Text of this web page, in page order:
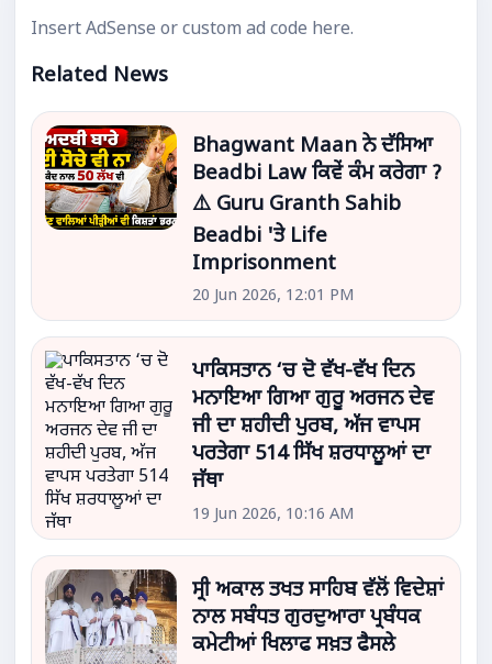
Insert AdSense or custom ad code here.
Related News
Bhagwant Maan ਨੇ ਦੱਸਿਆ
Beadbi Law ਕਿਵੇਂ ਕੰਮ ਕਰੇਗਾ ?
⚠️ Guru Granth Sahib
Beadbi 'ਤੇ Life
Imprisonment
20 Jun 2026, 12:01 PM
ਪਾਕਿਸਤਾਨ ‘ਚ ਦੋ ਵੱਖ-ਵੱਖ ਦਿਨ
ਮਨਾਇਆ ਗਿਆ ਗੁਰੂ ਅਰਜਨ ਦੇਵ
ਜੀ ਦਾ ਸ਼ਹੀਦੀ ਪੁਰਬ, ਅੱਜ ਵਾਪਸ
ਪਰਤੇਗਾ 514 ਸਿੱਖ ਸ਼ਰਧਾਲੂਆਂ ਦਾ
ਜੱਥਾ
19 Jun 2026, 10:16 AM
ਸ੍ਰੀ ਅਕਾਲ ਤਖਤ ਸਾਹਿਬ ਵੱਲੋਂ ਵਿਦੇਸ਼ਾਂ
ਨਾਲ ਸਬੰਧਤ ਗੁਰਦੁਆਰਾ ਪ੍ਰਬੰਧਕ
ਕਮੇਟੀਆਂ ਖਿਲਾਫ ਸਖ਼ਤ ਫੈਸਲੇ